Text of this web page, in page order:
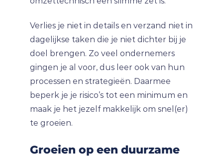
Verlies je niet in details en verzand niet in
dagelijkse taken die je niet dichter bij je
doel brengen. Zo veel ondernemers
gingen je al voor, dus leer ook van hun
processen en strategieën. Daarmee
beperk je je risico’s tot een minimum en
maak je het jezelf makkelijk om snel(er)
te groeien.
Groeien op een duurzame